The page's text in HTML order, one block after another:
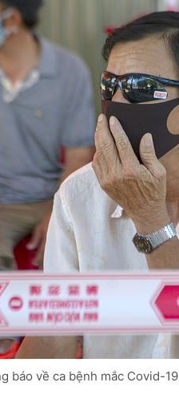
báo về ca bệnh mắc Covid-